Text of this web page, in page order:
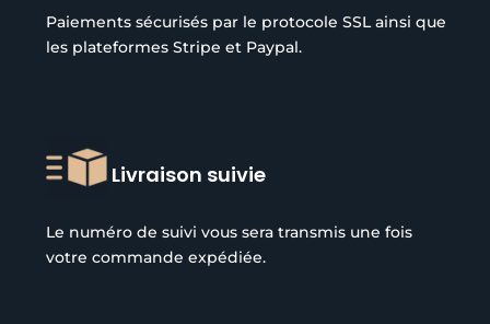
Paiements sécurisés par le protocole SSL ainsi que
les plateformes Stripe et Paypal.
Livraison suivie
Le numéro de suivi vous sera transmis une fois
votre commande expédiée.